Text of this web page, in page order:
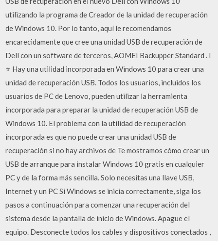
utilizando la programa de Creador de la unidad de recuperación
de Windows 10. Por lo tanto, aquí le recomendamos
encarecidamente que cree una unidad USB de recuperación de
Dell con un software de terceros, AOMEI Backupper Standard . l
⭐ Hay una utilidad incorporada en Windows 10 para crear una
unidad de recuperación USB. Todos los usuarios, incluidos los
usuarios de PC de Lenovo, pueden utilizar la herramienta
incorporada para preparar la unidad de recuperación USB de
Windows 10. El problema con la utilidad de recuperación
incorporada es que no puede crear una unidad USB de
recuperación si no hay archivos de Te mostramos cómo crear un
USB de arranque para instalar Windows 10 gratis en cualquier
PC y de la forma más sencilla. Solo necesitas una llave USB,
Internet y un PC Si Windows se inicia correctamente, siga los
pasos a continuación para comenzar una recuperación del
sistema desde la pantalla de inicio de Windows. Apague el
equipo. Desconecte todos los cables y dispositivos conectados ,